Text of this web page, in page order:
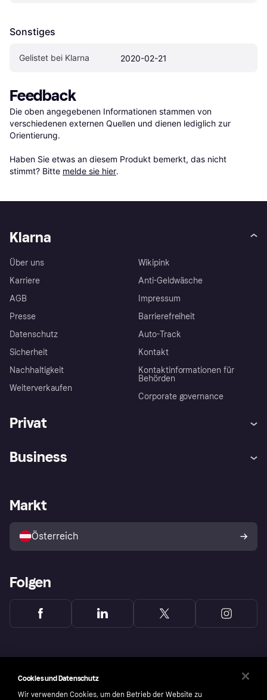
Sonstiges
Gelistet bei Klarna 2020-02-21
Feedback
Die oben angegebenen Informationen stammen von
verschiedenen externen Quellen und dienen lediglich zur
Orientierung.
Haben Sie etwas an diesem Produkt bemerkt, das nicht
stimmt? Bitte melde sie hier.
Klarna
Über uns
Karriere
AGB
Presse
Datenschutz
Sicherheit
Nachhaltigkeit
Weiterverkaufen
Wikipink
Anti-Geldwäsche
Impressum
Barrierefreiheit
Auto-Track
Kontakt
Kontaktinformationen für
Behörden
Corporate governance
Privat
Shops entdecken
Business
Händlerportal
Markt
Österreich
Folgen
Cookies und Datenschutz
Wir verwenden Cookies, um den Betrieb der Website zu